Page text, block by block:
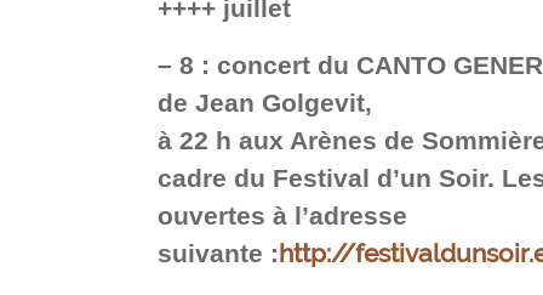
++++ juillet
– 8 : concert du CANTO
de Jean Golgevit,
à 22 h aux Arènes de
cadre du Festival d’un Soir.
ouvertes à l’adresse
suivante :http://